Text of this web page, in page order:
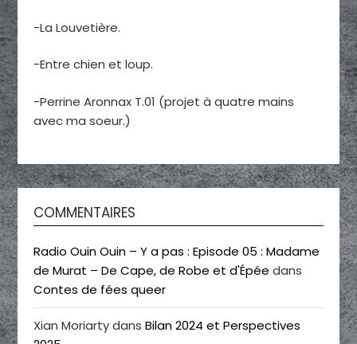
-La Louvetière.
-Entre chien et loup.
-Perrine Aronnax T.01 (projet à quatre mains
avec ma soeur.)
COMMENTAIRES
Radio Ouin Ouin – Y a pas : Episode 05 : Madame
de Murat – De Cape, de Robe et d'Épée dans
Contes de fées queer
Xian MoriartydansBilan 2024 et Perspectives